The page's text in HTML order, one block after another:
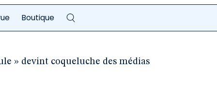
Boutique
» devint coqueluche des médias